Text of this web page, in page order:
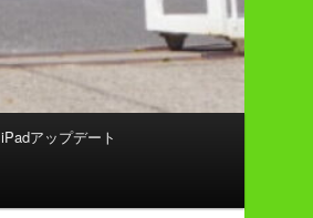
iPadアップデート